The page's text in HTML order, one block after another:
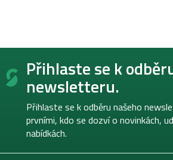
Z
Přihlaste se k
newsletteru.
Přihlaste se k odběru našeho
prvními, kdo se dozví o novinkách,
nabídkách.